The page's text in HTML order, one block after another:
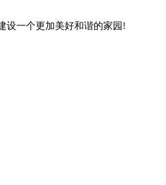
一个更加美好和谐的家园!